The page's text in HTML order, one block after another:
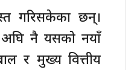
गरिसकेका छन्।
अघि नै यसको नयाँ
र मुख्य वित्तीय